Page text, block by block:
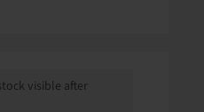
visible after